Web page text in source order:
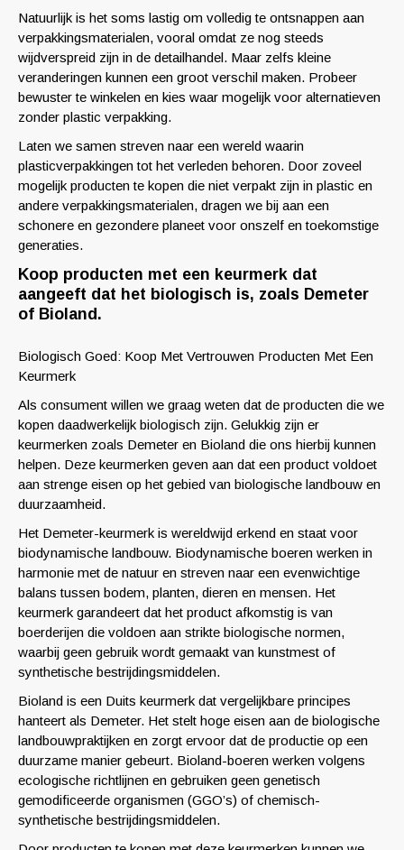
Natuurlijk is het soms lastig om volledig te ontsnappen aan
verpakkingsmaterialen, vooral omdat ze nog steeds
wijdverspreid zijn in de detailhandel. Maar zelfs kleine
veranderingen kunnen een groot verschil maken. Probeer
bewuster te winkelen en kies waar mogelijk voor alternatieven
zonder plastic verpakking.
Laten we samen streven naar een wereld waarin
plasticverpakkingen tot het verleden behoren. Door zoveel
mogelijk producten te kopen die niet verpakt zijn in plastic en
andere verpakkingsmaterialen, dragen we bij aan een
schonere en gezondere planeet voor onszelf en toekomstige
generaties.
Koop producten met een keurmerk dat
aangeeft dat het biologisch is, zoals Demeter
of Bioland.
Biologisch Goed: Koop Met Vertrouwen Producten Met Een
Keurmerk
Als consument willen we graag weten dat de producten die we
kopen daadwerkelijk biologisch zijn. Gelukkig zijn er
keurmerken zoals Demeter en Bioland die ons hierbij kunnen
helpen. Deze keurmerken geven aan dat een product voldoet
aan strenge eisen op het gebied van biologische landbouw en
duurzaamheid.
Het Demeter-keurmerk is wereldwijd erkend en staat voor
biodynamische landbouw. Biodynamische boeren werken in
harmonie met de natuur en streven naar een evenwichtige
balans tussen bodem, planten, dieren en mensen. Het
keurmerk garandeert dat het product afkomstig is van
boerderijen die voldoen aan strikte biologische normen,
waarbij geen gebruik wordt gemaakt van kunstmest of
synthetische bestrijdingsmiddelen.
Bioland is een Duits keurmerk dat vergelijkbare principes
hanteert als Demeter. Het stelt hoge eisen aan de biologische
landbouwpraktijken en zorgt ervoor dat de productie op een
duurzame manier gebeurt. Bioland-boeren werken volgens
ecologische richtlijnen en gebruiken geen genetisch
gemodificeerde organismen (GGO’s) of chemisch-
synthetische bestrijdingsmiddelen.